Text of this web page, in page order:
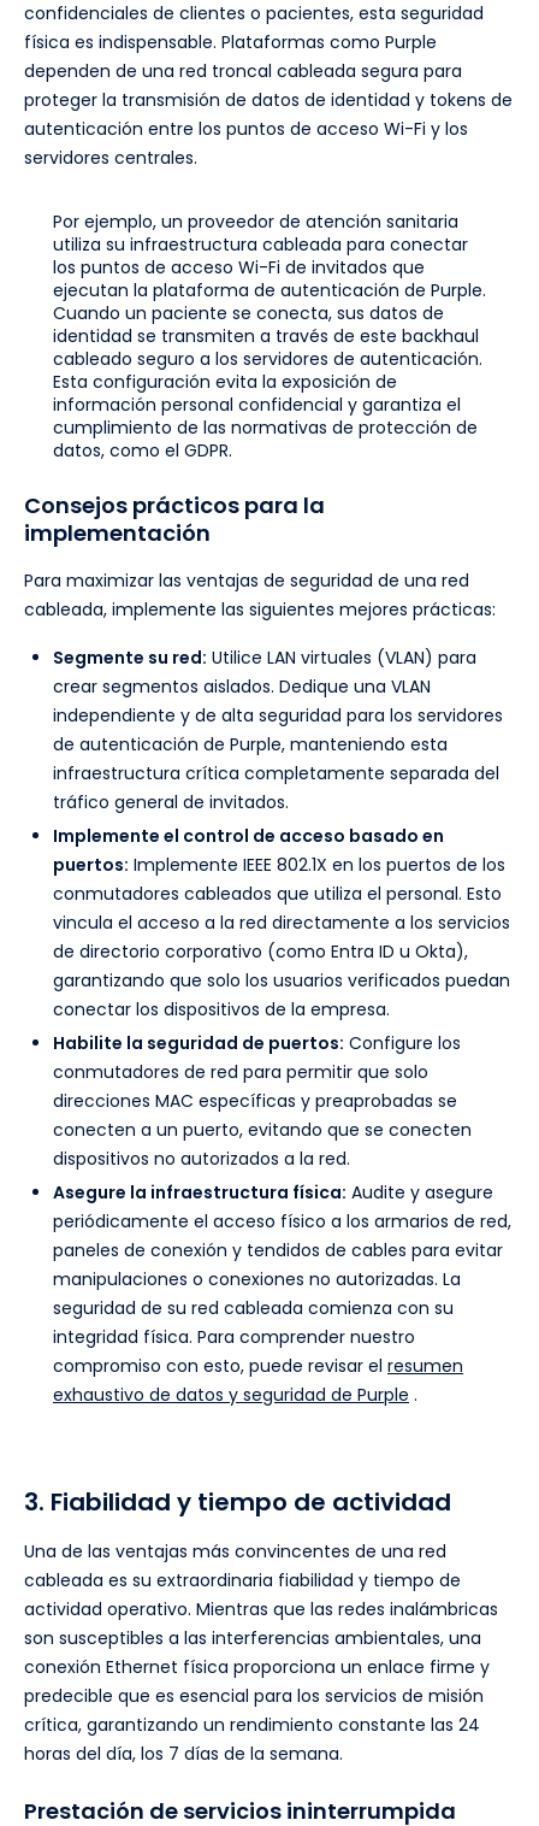
confidenciales de clientes o pacientes, esta seguridad
física es indispensable. Plataformas como Purple
dependen de una red troncal cableada segura para
proteger la transmisión de datos de identidad y tokens de
autenticación entre los puntos de acceso Wi-Fi y los
servidores centrales.
Por ejemplo, un proveedor de atención sanitaria
utiliza su infraestructura cableada para conectar
los puntos de acceso Wi-Fi de invitados que
ejecutan la plataforma de autenticación de Purple.
Cuando un paciente se conecta, sus datos de
identidad se transmiten a través de este backhaul
cableado seguro a los servidores de autenticación.
Esta configuración evita la exposición de
información personal confidencial y garantiza el
cumplimiento de las normativas de protección de
datos, como el GDPR.
Consejos prácticos para la
implementación
Para maximizar las ventajas de seguridad de una red
cableada, implemente las siguientes mejores prácticas:
Segmente su red: Utilice LAN virtuales (VLAN) para
crear segmentos aislados. Dedique una VLAN
independiente y de alta seguridad para los servidores
de autenticación de Purple, manteniendo esta
infraestructura crítica completamente separada del
tráfico general de invitados.
Implemente el control de acceso basado en
puertos: Implemente IEEE 802.1X en los puertos de los
conmutadores cableados que utiliza el personal. Esto
vincula el acceso a la red directamente a los servicios
de directorio corporativo (como Entra ID u Okta),
garantizando que solo los usuarios verificados puedan
conectar los dispositivos de la empresa.
Habilite la seguridad de puertos: Configure los
conmutadores de red para permitir que solo
direcciones MAC específicas y preaprobadas se
conecten a un puerto, evitando que se conecten
dispositivos no autorizados a la red.
Asegure la infraestructura física: Audite y asegure
periódicamente el acceso físico a los armarios de red,
paneles de conexión y tendidos de cables para evitar
manipulaciones o conexiones no autorizadas. La
seguridad de su red cableada comienza con su
integridad física. Para comprender nuestro
compromiso con esto, puede revisar el resumen
exhaustivo de datos y seguridad de Purple .
3. Fiabilidad y tiempo de actividad
Una de las ventajas más convincentes de una red
cableada es su extraordinaria fiabilidad y tiempo de
actividad operativo. Mientras que las redes inalámbricas
son susceptibles a las interferencias ambientales, una
conexión Ethernet física proporciona un enlace firme y
predecible que es esencial para los servicios de misión
crítica, garantizando un rendimiento constante las 24
horas del día, los 7 días de la semana.
Prestación de servicios ininterrumpida